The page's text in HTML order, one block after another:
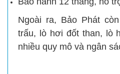
Ngoài ra, Bảo Phát
trấu, lò hơi đốt than, lò
nhiều quy mô và ngân